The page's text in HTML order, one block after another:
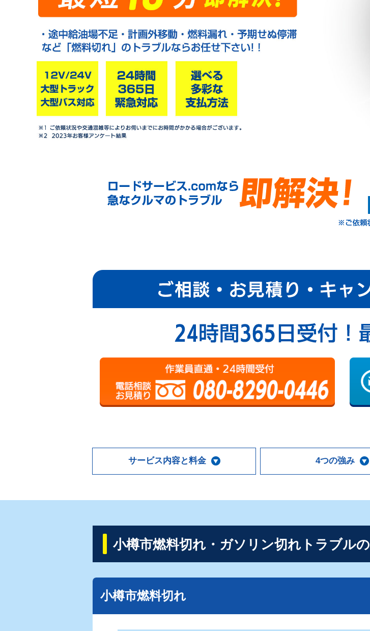
サービス内容と料金 4つの強み
小樽市燃料切れ・ガソリン切れトラブルの
小樽市燃料切れ